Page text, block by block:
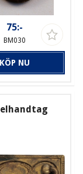
75:-
BM030
KÖP NU